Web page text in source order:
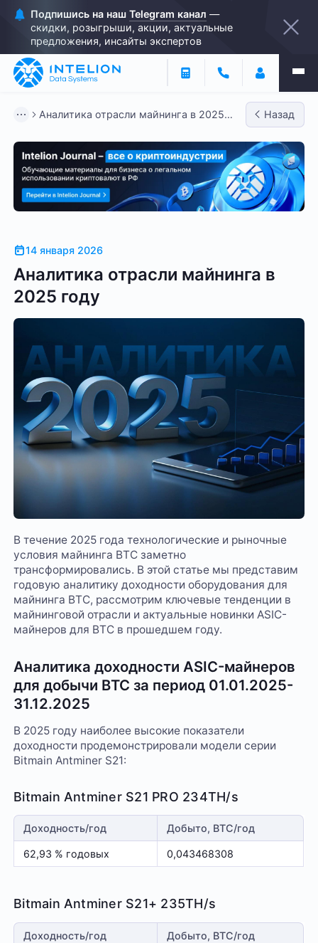
Подпишись на наш Telegram канал —
скидки, розыгрыши, акции, актуальные
предложения, инсайты экспертов
Аналитика отрасли майнинга в 2025
Назад
14 января 2026
Аналитика отрасли майнинга в
2025 году
В течение 2025 года технологические и рыночные
условия майнинга BTC заметно
трансформировались. В этой статье мы представим
годовую аналитику доходности оборудования для
майнинга BTC, рассмотрим ключевые тенденции в
майнинговой отрасли и актуальные новинки ASIC-
майнеров для BTC в прошедшем году.
Аналитика доходности ASIC-майнеров
для добычи BTC за период 01.01.2025-
31.12.2025
В 2025 году наиболее высокие показатели
доходности продемонстрировали модели серии
Bitmain Antminer S21:
Bitmain Antminer S21 PRO 234TH/s
Доходность/год Добыто, BTC/год
62,93 % годовых 0,043468308
Bitmain Antminer S21+ 235TH/s
Доходность/год Добыто, BTC/год